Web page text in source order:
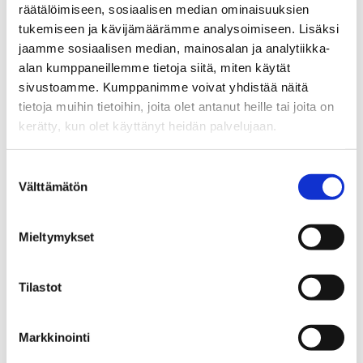
räätälöimiseen, sosiaalisen median ominaisuuksien
tukemiseen ja kävijämäärämme analysoimiseen. Lisäksi
jaamme sosiaalisen median, mainosalan ja analytiikka-
alan kumppaneillemme tietoja siitä, miten käytät
sivustoamme. Kumppanimme voivat yhdistää näitä
tietoja muihin tietoihin, joita olet antanut heille tai joita on
kerätty, kun olet käyttänyt heidän palvelujaan.
valinta
Välttämätön
Mieltymykset
Tilastot
Markkinointi
Päivi Karjalainen, Länsi-Uudenmaan Säästöpankki
Ostajan markkinat suosivat nyt myös
yritysasiakkaita
asiat kuntoon ja pohtia oman kodin ostoa tai ehkäpä
sellaisen rakennuttamista. Tämänhetkinen markkinatilanne
tarjoaa erinomaisen mahdollisuuden tehdä asunnonvaihto
tai -rakennussuunnitelmista totta, sillä
Yrittäjien kannattaa harkita myös mahdollisen liiketilan
ostamista omaksi, sillä tällä hetkellä se saattaa olla